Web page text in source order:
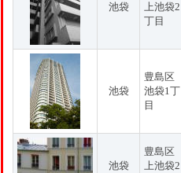
池袋
上池袋2
丁目
池袋
豊島区
池袋1丁
目
池袋
豊島区
上池袋2